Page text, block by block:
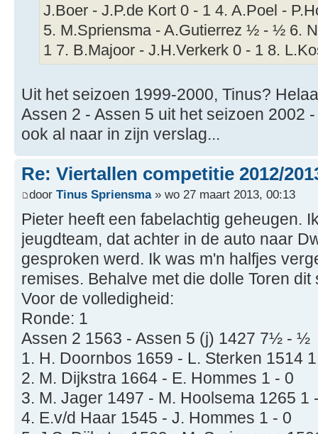
J.Boer - J.P.de Kort 0 - 1 4. A.Poel -
5. M.Spriensma - A.Gutierrez ½ - ½ 6.
1 7. B.Majoor - J.H.Verkerk 0 - 1 8.
Uit het seizoen 1999-2000, Tinus?
Assen 2 - Assen 5 uit het seizoen 2002
ook al naar in zijn verslag...
Re: Viertallen competitie 2012/
door Tinus Spriensma» wo 27 maart 2013, 00:13
Pieter heeft een fabelachtig geheugen.
jeugdteam, dat achter in de auto naar
gesproken werd. Ik was m'n halfjes
remises. Behalve met die dolle Toren dit
Voor de volledigheid:
Ronde: 1
Assen 2 1563 - Assen 5 (j) 1427 7½ - ½
1. H. Doornbos 1659 - L. Sterken 1514
2. M. Dijkstra 1664 - E. Hommes 1 - 0
3. M. Jager 1497 - M. Hoolsema 1265 1
4. E.v/d Haar 1545 - J. Hommes 1 - 0